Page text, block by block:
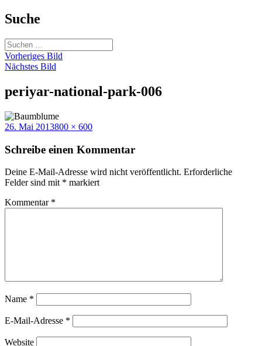
Suche
Suchen
nach:
Vorheriges Bild
Nächstes Bild
periyar-national-park-006
Veröffentlicht
26. Mai 2013Volle
800 × 600
Schreibe einen Kommentar
Deine E-Mail-Adresse wird nicht veröffentlicht. Erforderliche
Felder sind mit * markiert
Kommentar *
Name *
E-Mail-Adresse *
Website